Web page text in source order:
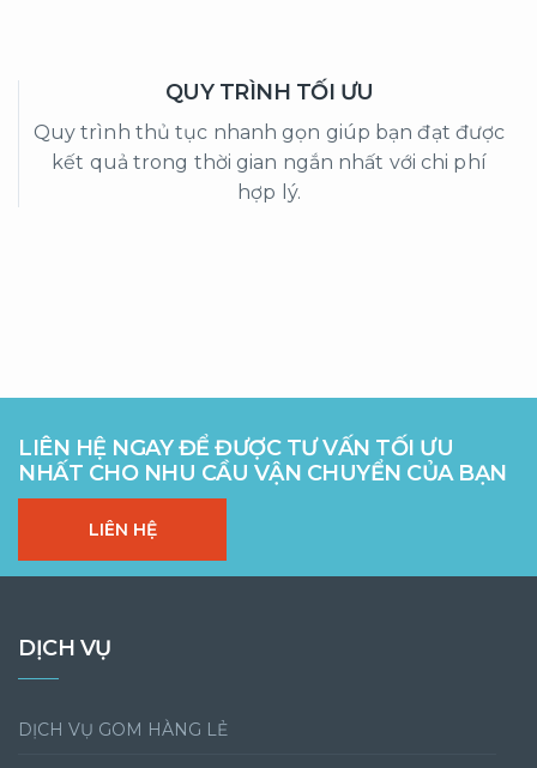
QUY TRÌNH TỐI ƯU
Quy trình thủ tục nhanh gọn giúp bạn đạt được
kết quả trong thời gian ngắn nhất với chi phí
hợp lý.
LIÊN HỆ NGAY ĐỂ ĐƯỢC TƯ VẤN TỐI ƯU
NHẤT CHO NHU CẦU VẬN CHUYỂN CỦA BẠN
LIÊN HỆ
DỊCH VỤ
DỊCH VỤ GOM HÀNG LẺ